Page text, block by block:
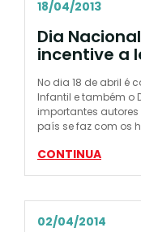
18/04/2013
Dia
incentive a
No dia 18 de abril é
Infantil e também o
importantes
país se faz com os
CONTINUA
02/04/2014